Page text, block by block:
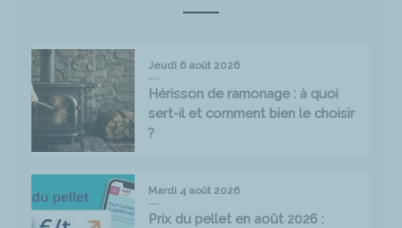
Jeudi 6 août 2026
Hérisson de ramonage : à quoi
sert-il et comment bien le choisir
?
Mardi 4 août 2026
Prix du pellet en août 2026 :